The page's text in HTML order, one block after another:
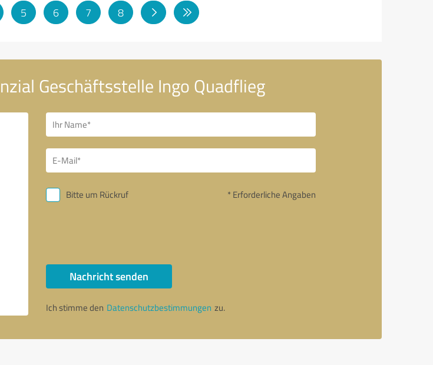
5 6 7 8
Geschäftsstelle Ingo Quadflieg
Bitte um Rückruf * Erforderliche Angaben
Nachricht senden
Ich stimme den Datenschutzbestimmungen zu.